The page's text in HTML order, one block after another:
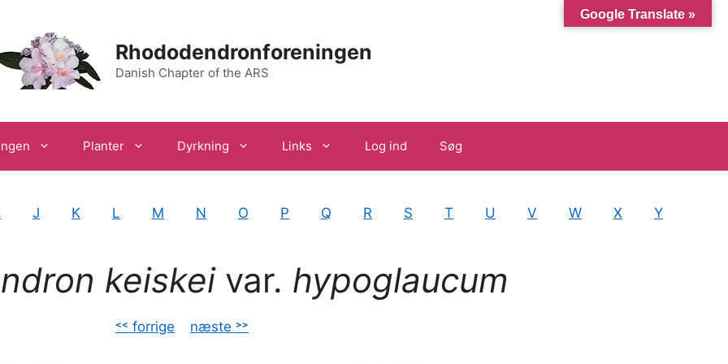
Rhododendronforeningen
Danish Chapter of the ARS
Planter Dyrkning Links Log ind Søg
J K L M N O P Q R S T U V W X
Y
keiskeivar. hypoglaucum
˂˂ forrige næste ˃˃
Google Translate »